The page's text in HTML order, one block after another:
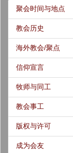
聚会时间与地点
教会历史
海外教会/聚点
信仰宣言
牧师与同工
教会事工
版权与许可
成为会友